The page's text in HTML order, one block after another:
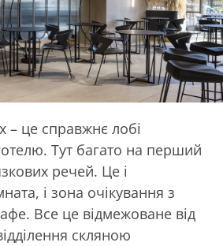
це справжнє лобі
Тут багато на перший
речей. Це і
і зона очікування з
Все це відмежоване від
скляною